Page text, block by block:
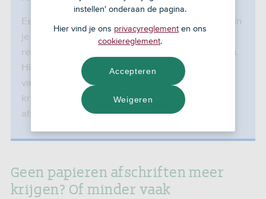
Een opgeheven rekening zie je niet meer terug in
je overzicht. Je vindt het in Mijn SNS bij Zelf
regelen > Rekeningen > Opgeheven Rekeningen.
Hier kun je de afschriften downloaden. Kreeg je
van je rekening altijd afschriften per post? Dan
krijg je ook van de laatste periode gratis een
afschrift toegestuurd.
Geen papieren afschriften meer
krijgen? Of minder vaak
instellen' onderaan de pagina.
Hier vind je ons privacyreglement en ons
cookiereglement.
Weigeren
Accepteren